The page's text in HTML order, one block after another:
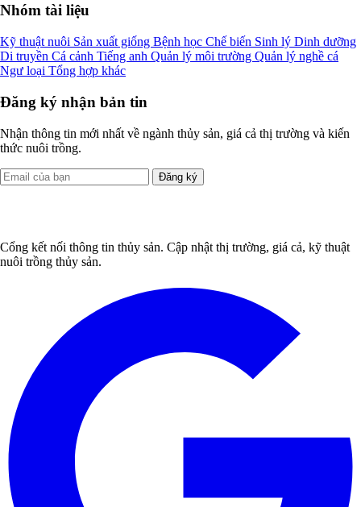
Nhóm tài liệu
Kỹ thuật nuôi Sản xuất giống Bệnh học Chế biến Sinh lý Dinh dưỡng
Di truyền Cá cảnh Tiếng anh Quản lý môi trường Quản lý nghề cá
Ngư loại Tổng hợp khác
Đăng ký nhận bản tin
Nhận thông tin mới nhất về ngành thủy sản, giá cả thị trường và kiến
thức nuôi trồng.
Đăng ký
Cổng kết nối thông tin thủy sản. Cập nhật thị trường, giá cả, kỹ thuật
nuôi trồng thủy sản.